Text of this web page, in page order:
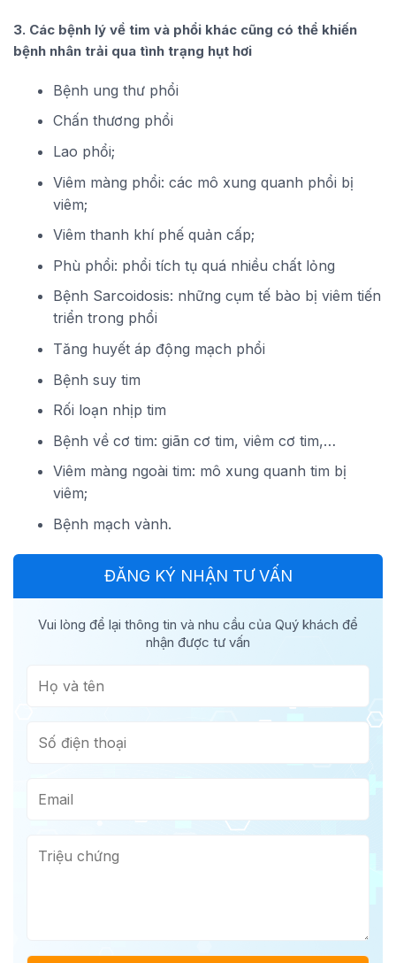
3. Các bệnh lý về tim và phổi khác cũng có thể khiến
bệnh nhân trải qua tình trạng hụt hơi
Bệnh ung thư phổi
Chấn thương phổi
Lao phổi;
Viêm màng phổi: các mô xung quanh phổi bị
viêm;
Viêm thanh khí phế quản cấp;
Phù phổi: phổi tích tụ quá nhiều chất lỏng
Bệnh Sarcoidosis: những cụm tế bào bị viêm tiến
triển trong phổi
Tăng huyết áp động mạch phổi
Bệnh suy tim
Rối loạn nhịp tim
Bệnh về cơ tim: giãn cơ tim, viêm cơ tim,…
Viêm màng ngoài tim: mô xung quanh tim bị
viêm;
Bệnh mạch vành.
ĐĂNG KÝ NHẬN TƯ VẤN
Vui lòng để lại thông tin và nhu cầu của Quý khách để
nhận được tư vấn